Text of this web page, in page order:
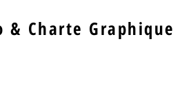
& Charte Graphique